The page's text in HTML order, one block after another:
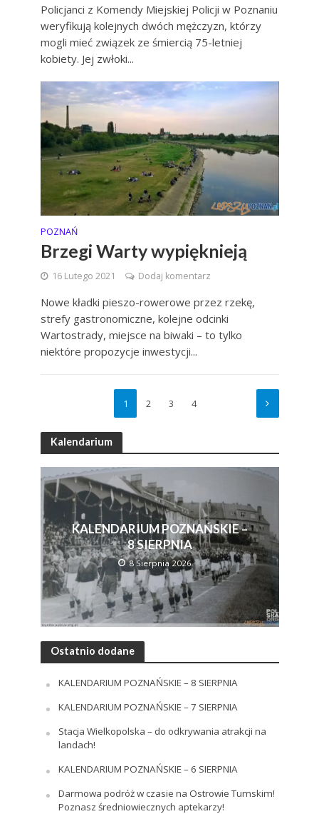
Policjanci z Komendy Miejskiej Policji w Poznaniu
weryfikują kolejnych dwóch mężczyzn, którzy
mogli mieć związek ze śmiercią 75-letniej
kobiety. Jej zwłoki...
POZNAŃ
Brzegi Warty wypięknieją
16 Lutego 2021 Dodaj komentarz
Nowe kładki pieszo-rowerowe przez rzekę,
strefy gastronomiczne, kolejne odcinki
Wartostrady, miejsce na biwaki – to tylko
niektóre propozycje inwestycji...
1 2 3 4
Kalendarium
KALENDARIUM POZNAŃSKIE –
8 SIERPNIA
8 Sierpnia 2026
Ostatnio dodane
KALENDARIUM POZNAŃSKIE – 8 SIERPNIA
KALENDARIUM POZNAŃSKIE – 7 SIERPNIA
Stacja Wielkopolska – do odkrywania atrakcji na
landach!
KALENDARIUM POZNAŃSKIE – 6 SIERPNIA
Darmowa podróż w czasie na Ostrowie Tumskim!
Poznasz średniowiecznych aptekarzy!